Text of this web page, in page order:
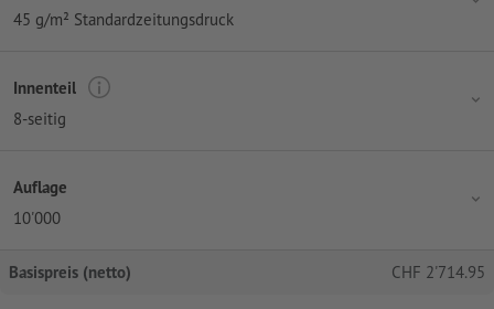
45 g/m² Standardzeitungsdruck
Innenteil
8-seitig
Auflage
10'000
Basispreis (netto) CHF 2'714.95